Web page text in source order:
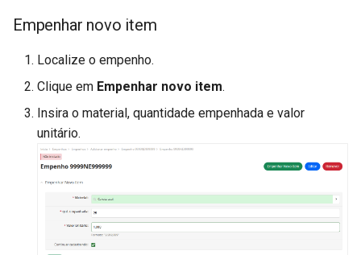
Empenhar novo item
Localize o empenho.
Clique em Empenhar novo item.
Insira o material, quantidade empenhada e valor
unitário.